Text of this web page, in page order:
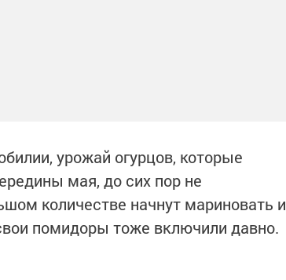
урожай огурцов, которые
мая, до сих пор не
количестве начнут мариновать и
помидоры тоже включили давно.